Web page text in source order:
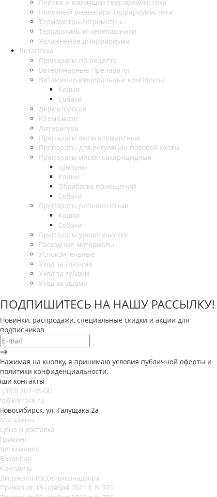
Поилки и кормушки террариумистика
Полезный инвентарь террариумистика
Термометры,гигрометры
Террариумы и черепашники
Увлажнение д/террариума
Ветаптека
Препараты по рецепту
Ветеринарные Препараты
Витаминно-минеральные комплексы
Кошки
Собаки
Дерматология
Крема,мази
Литература
Препараты антигельминтные
Препараты для регуляции половой охоты
Препараты инсектоакарицидные
Грызуны
Кошки
Обработка помещений
Собаки
Препараты репеллентные
Кошки
Собаки
Препараты урологические
Расходные материалы
Успокоительные
Уход за глазами
Уход за зубами
Уход за ушами
ПОДПИШИТЕСЬ НА НАШУ РАССЫЛКУ!
Новинки, распродажи, специальные скидки и акции для
подписчиков
Нажимая на кнопку, я принимаю условия публичной оферты и
политики конфиденциальности.
контакты
(383) 207-55-00
ул. Галущака 2а
Магазины
Цена и доставка
Груминг
Ветклиника
Вакансии
Контакты
Лицензия Россельхознадзора
Приказ от 18 ноября 2021 г. N 771